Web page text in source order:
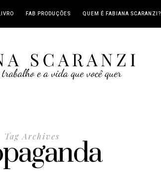
FAB PRODUÇÕES QUEM É FABIANA SCARANZI?
Tag Archives